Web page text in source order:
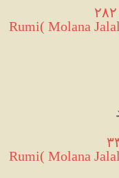
Rumi( Molana
Rumi( Molana